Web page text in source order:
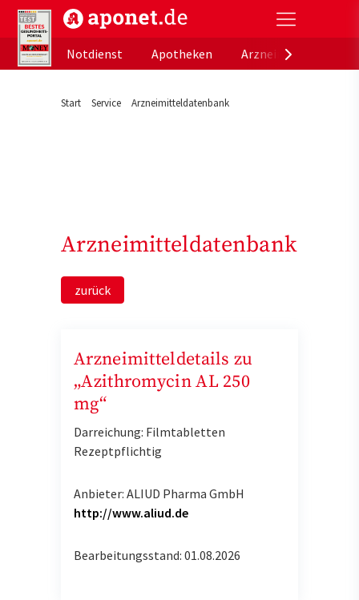
aponet.de - Das offizielle Gesundheitsportal der
Notdienst
Apotheken
Start Service Arzneimitteldatenbank
Arzneimitteldatenbank
zurück
Arzneimitteldetails zu
„Azithromycin AL 250
mg“
Darreichung: Filmtabletten
Rezeptpflichtig
Anbieter: ALIUD Pharma GmbH
http://www.aliud.de
Bearbeitungsstand: 01.08.2026